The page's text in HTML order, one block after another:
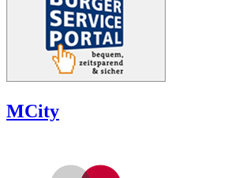
MCity